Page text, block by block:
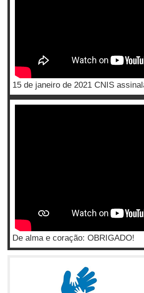
15 de janeiro de 2021 CNIS
De alma e coração: OBRIGADO!